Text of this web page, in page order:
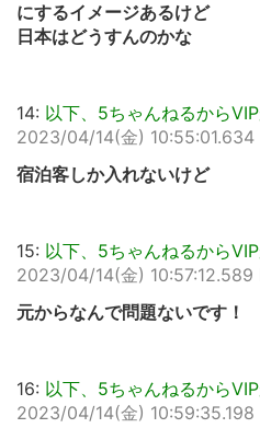
にするイメージあるけど
日本はどうすんのかな
14: 以下、5ちゃんねるから
2023/04/14(金) 10:55:01.634
宿泊客しか入れないけど
15: 以下、5ちゃんねるから
2023/04/14(金) 10:57:12.589
元からなんで問題ないです！
16: 以下、5ちゃんねるから
2023/04/14(金)